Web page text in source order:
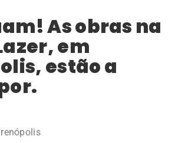
As obras na
em
estão a